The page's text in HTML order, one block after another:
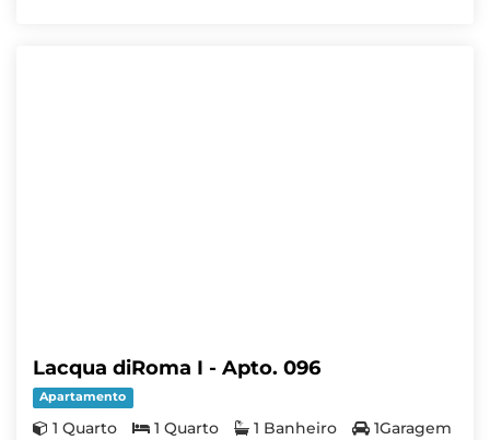
Lacqua diRoma I - Apto. 096
Apartamento
1 Quarto 1 Quarto 1 Banheiro 1Garagem